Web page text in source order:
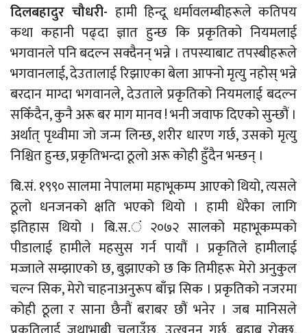
दिलबहादुर चौधरी- हामी हिन्दू धर्मावलम्बीहरूले कतिपय
कथा कहानी पढ्दा ज्ञात हुन्छ कि प्रकृतिको नियमलाई
भगवानले पनि बदल्न सक्दैनन् भन्ने । तपस्याबाट तपस्बीहरूले
भगवानलाई, देउतालाई रिझाएका बेला आफ्नो मृत्यु नहोस् भन्ने
बरदान माग्दा भगवानले, देउताले प्रकृतिको नियमलाई बदल्न
सकिँदैन, कुनै अरू बर माग मानव ! भनी जवाफ दिएको सुन्छौं ।
अर्थात् पृथ्वीमा जो जन्म लिन्छ, शरीर धारण गर्छ, उसको मृत्यु
निश्चित हुन्छ, प्रकृतिभन्दा ठूलो अरू कोही हुँदैन भन्छन् ।
बि.सं. १९९० सालमा नेपालमा महाभूकम्प आएको थियो, त्यसले
ठूलो धनजनको क्षति भएको थियो । हामी धेरैका लागि
इतिहास थियो । बि.स.ं २०७२ सालको महाभूकम्पको
पीडालाई हामीले महसुस गर्न पायौं । प्रकृतिले हामीलाई
मज्जाले सम्झाएको छ, बुझाएको छ कि तिमीहरू मेरो अनुकुल
चल्न सिक, मेरो चाहनाअनुरूप बाँच्न सिक । प्रकृतिको नजरमा
कोही ठूला र साना छैनौं बराबर छौं भनेर । जब मानिसले